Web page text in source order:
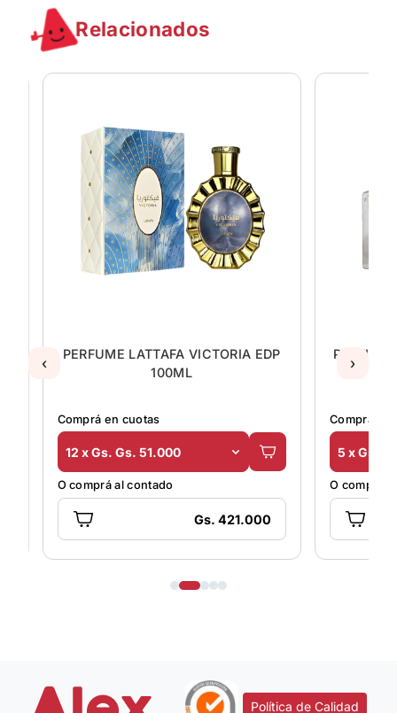
Relacionados
VICTORIA EDP
Gs. 421.000
PERFUME MAISON YOUR TOOUCH
Comprá en cuotas
5 x Gs. Gs. 50.000
O comprá al contado
Gs. 205.000
‹ ›
Política de Calidad